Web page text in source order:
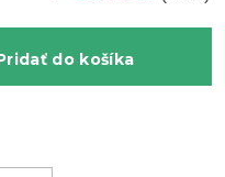
do košíka